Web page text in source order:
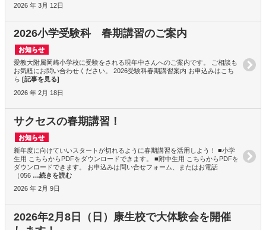
2026 年 3月 12日
2026小学受験科 春期講習のご案内
お知らせ
愛教大附属岡崎小学校に受験をされる現年中さんへのご案内です。 ご相談も
お気軽にお問い合わせください。 2026受験科春期講習案内 お申込みはこち
ら [記事を見る]
2026 年 2月 18日
サクセスの春期講習！
お知らせ
新年度に向けていいスタートが切れるように春期講習を活用しよう！ ■小学
生用 こちらからPDFをダウンロードできます。 ■附中生用 こちらからPDFを
ダウンロードできます。 お申込みは問い合せフォーム、またはお電話
（056 …続きを読む
2026 年 2月 9日
2026年2月8日（日）康生校で大体験会を開催